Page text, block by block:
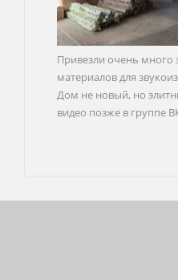
Привезли очень много
материалов для
Дом не новый, но
видео позже в группе